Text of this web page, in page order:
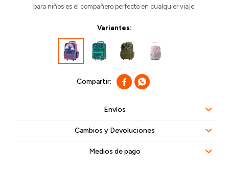
para niños es el compañero perfecto en cualquier viaje.
Variantes:
 
Envíos
Cambios y Devoluciones
Medios de pago